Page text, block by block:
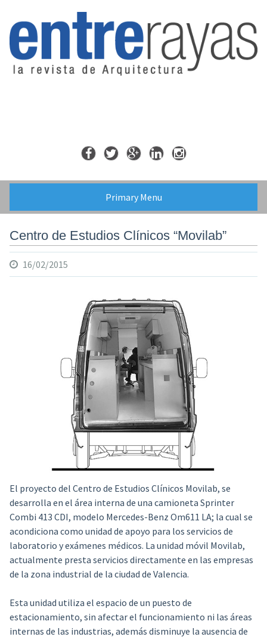
content
Primary Menu
Centro de Estudios Clínicos “Movilab”
16/02/2015
El proyecto del Centro de Estudios Clínicos Movilab, se
desarrolla en el área interna de una camioneta Sprinter
Combi 413 CDI, modelo Mercedes-Benz Om611 LA; la cual se
acondiciona como unidad de apoyo para los servicios de
laboratorio y exámenes médicos. La unidad móvil Movilab,
actualmente presta servicios directamente en las empresas
de la zona industrial de la ciudad de Valencia.
Esta unidad utiliza el espacio de un puesto de
estacionamiento, sin afectar el funcionamiento ni las áreas
internas de las industrias, además disminuye la ausencia de